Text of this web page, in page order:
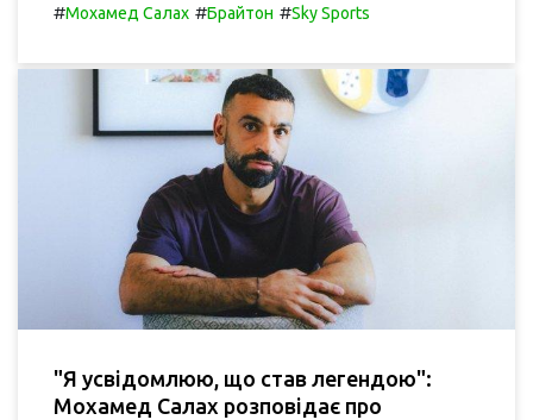
#Мохамед Салах #Брайтон #Sky Sports
"Я усвідомлюю, що став легендою":
Мохамед Салах розповідає про